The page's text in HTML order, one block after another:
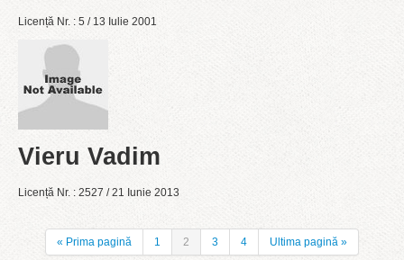
Licență Nr. : 5 / 13 Iulie 2001
Vieru Vadim
Licență Nr. : 2527 / 21 Iunie 2013
« Prima pagină 1 2 3 4 Ultima pagină »